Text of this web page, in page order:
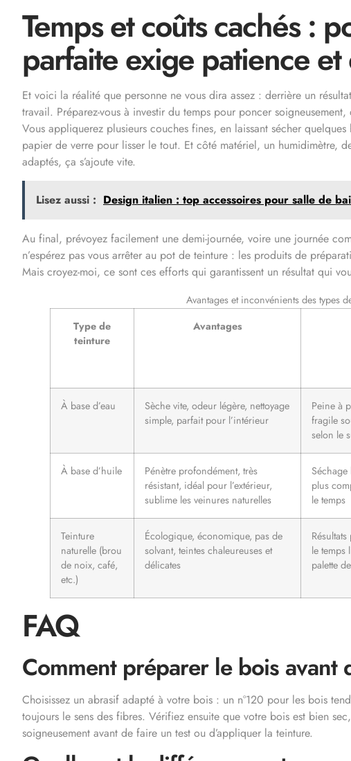
Temps et coûts cachés :
parfaite exige patience et
Et voici la réalité que personne ne vous dira assez : derrière un
travail. Préparez-vous à investir du temps pour poncer
Vous appliquerez plusieurs couches fines, en laissant sécher
papier de verre pour lisser le tout. Et côté matériel, un humidimètre,
adaptés, ça s’ajoute vite.
Lisez aussi : Design italien : top accessoires pour salle de
Au final, prévoyez facilement une demi-journée, voire une journée
n’espérez pas vous arrêter au pot de teinture : les produits de
Mais croyez-moi, ce sont ces efforts qui garantissent un résultat qui
Avantages et inconvénients des types
Type de
teinture
Avantages
À base d’eau
Sèche vite, odeur légère, nettoyage
simple, parfait pour l’intérieur
Peine à
fragile
selon le
À base d’huile
Pénètre profondément, très
résistant, idéal pour l’extérieur,
sublime les veinures naturelles
plus
le temps
Teinture
naturelle (brou
de noix, café,
etc.)
Écologique, économique, pas de
solvant, teintes chaleureuses et
délicates
le temps
palette
FAQ
Comment préparer le bois avant
Choisissez un abrasif adapté à votre bois : un n°120 pour les bois
toujours le sens des fibres. Vérifiez ensuite que votre bois est bien
soigneusement avant de faire un test ou d’appliquer la teinture.